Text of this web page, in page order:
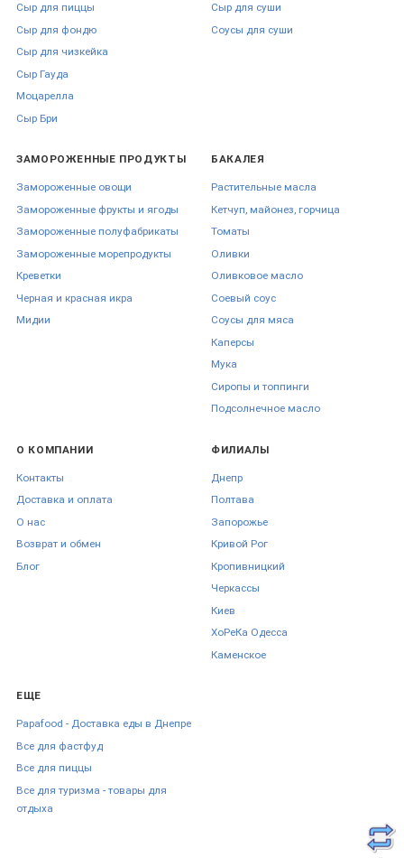
Сыр для пиццы
Сыр для фондю
Сыр для чизкейка
Сыр Гауда
Моцарелла
Сыр Бри
Сыр для суши
Соусы для суши
ЗАМОРОЖЕННЫЕ ПРОДУКТЫ
Замороженные овощи
Замороженные фрукты и ягоды
Замороженные полуфабрикаты
Замороженные морепродукты
Креветки
Черная и красная икра
Мидии
БАКАЛЕЯ
Растительные масла
Кетчуп, майонез, горчица
Томаты
Оливки
Оливковое масло
Соевый соус
Соусы для мяса
Каперсы
Мука
Сиропы и топпинги
Подсолнечное масло
О КОМПАНИИ
Контакты
Доставка и оплата
О нас
Возврат и обмен
Блог
ФИЛИАЛЫ
Днепр
Полтава
Запорожье
Кривой Рог
Кропивницкий
Черкаcсы
Киев
ХоРеКа Одесса
Каменское
ЕЩЕ
Papafood - Доставка еды в Днепре
Все для фастфуд
Все для пиццы
Все для туризма - товары для
отдыха